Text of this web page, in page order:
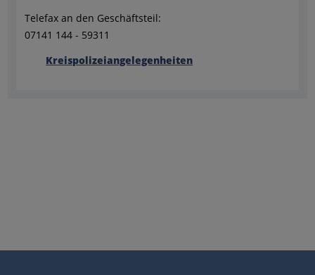
Telefax an den Geschäftsteil:
07141 144 - 59311
Kreispolizeiangelegenheiten